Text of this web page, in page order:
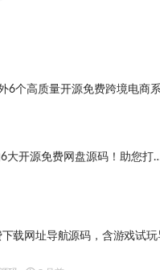
6个高质量开源免费跨境电商
大开源免费网盘源码！助您打
下载网址导航源码，含游戏试玩